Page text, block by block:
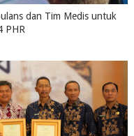
dan Tim Medis untuk
PHR